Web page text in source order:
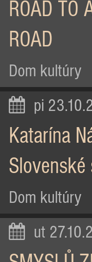
ROAD TO
ROAD
Dom kultúry
pi
Katarína
Slovenské
Dom kultúry
ut